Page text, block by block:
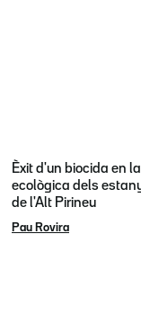
Èxit d'un biocida en
ecològica dels
de l'Alt Pirineu
Pau Rovira